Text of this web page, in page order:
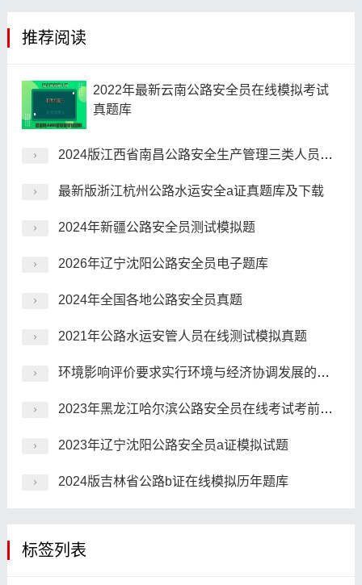
推荐阅读
2022年最新云南公路安全员在线模拟考试
真题库
2024版江西省南昌公路安全生产管理三类人员测试真题库
最新版浙江杭州公路水运安全a证真题库及下载
2024年新疆公路安全员测试模拟题
2026年辽宁沈阳公路安全员电子题库
2024年全国各地公路安全员真题
2021年公路水运安管人员在线测试模拟真题
环境影响评价要求实行环境与经济协调发展的政策，其协调发展的主要含义包括()。
2023年黑龙江哈尔滨公路安全员在线考试考前押题
2023年辽宁沈阳公路安全员a证模拟试题
2024版吉林省公路b证在线模拟历年题库
标签列表